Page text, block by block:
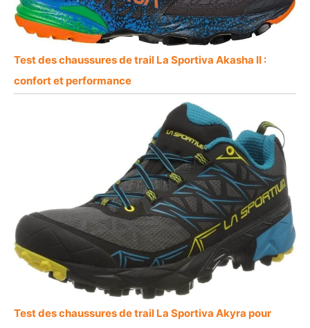
Test des chaussures de trail La Sportiva Akasha II :
confort et performance
Test des chaussures de trail La Sportiva Akyra pour